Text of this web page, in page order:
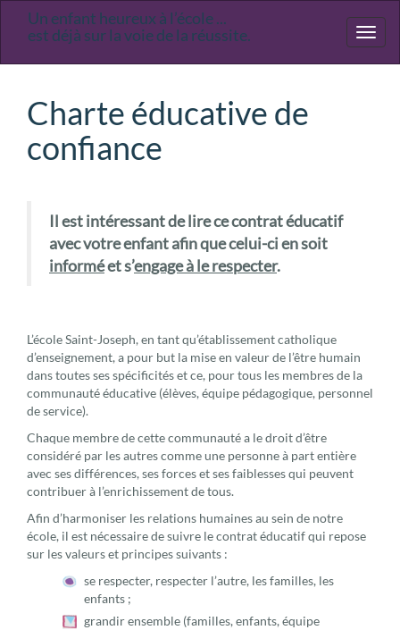
Toggle
Ecole
primaire
Saint-
Un enfant heureux à l’école ...
est déjà sur la voie de la réussite.
Charte éducative de
confiance
Il est intéressant de lire ce contrat éducatif
avec votre enfant afin que celui-ci en soit
informéet s’engage à le respecter.
L’école Saint-Joseph, en tant qu’établissement catholique
d’enseignement, a pour but la mise en valeur de l’être humain
dans toutes ses spécificités et ce, pour tous les membres de la
communauté éducative (élèves, équipe pédagogique, personnel
de service).
Chaque membre de cette communauté a le droit d’être
considéré par les autres comme une personne à part entière
avec ses différences, ses forces et ses faiblesses qui peuvent
contribuer à l’enrichissement de tous.
Afin d’harmoniser les relations humaines au sein de notre
école, il est nécessaire de suivre le contrat éducatif qui repose
sur les valeurs et principes suivants :
se respecter, respecter l’autre, les familles, les
enfants ;
grandir ensemble (familles, enfants, équipe